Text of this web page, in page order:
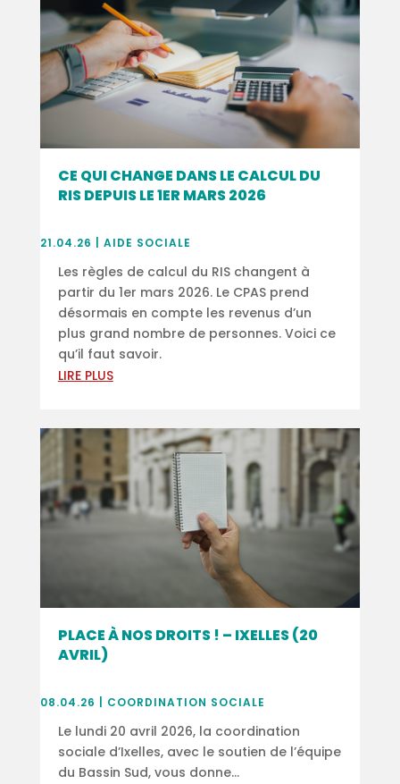
CE QUI CHANGE DANS LE CALCUL DU
RIS DEPUIS LE 1ER MARS 2026
21.04.26 AIDE SOCIALE
Les règles de calcul du RIS changent à
partir du 1er mars 2026. Le CPAS prend
désormais en compte les revenus d’un
plus grand nombre de personnes. Voici ce
qu’il faut savoir.
LIRE PLUS
PLACE À NOS DROITS ! – IXELLES (20
AVRIL)
08.04.26 COORDINATION SOCIALE
Le lundi 20 avril 2026, la coordination
sociale d’Ixelles, avec le soutien de l’équipe
du Bassin Sud, vous donne...